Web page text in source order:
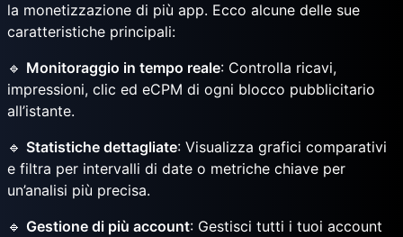
la monetizzazione di più app. Ecco alcune delle sue
caratteristiche principali:
🔹 Monitoraggio in tempo reale: Controlla ricavi,
impressioni, clic ed eCPM di ogni blocco pubblicitario
all’istante.
🔹 Statistiche dettagliate: Visualizza grafici comparativi
e filtra per intervalli di date o metriche chiave per
un’analisi più precisa.
🔹 Gestione di più account: Gestisci tutti i tuoi account